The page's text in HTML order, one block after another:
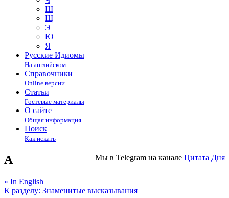
Ш
Щ
Э
Ю
Я
Русские Идиомы
На английском
Справочники
Online версии
Статьи
Гостевые материалы
О сайте
Общая информация
Поиск
Как искать
Мы в Telegram на канале Цитата Дня
А
» In English
К разделу: Знаменитые высказывания